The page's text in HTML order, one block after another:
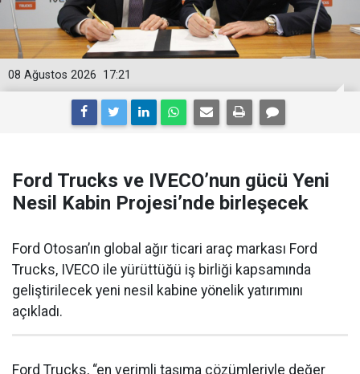
17:21
08 Ağustos 2026
Ford Trucks ve IVECO’nun gücü Yeni
Nesil Kabin Projesi’nde birleşecek
Ford Otosan’ın global ağır ticari araç markası Ford
Trucks, IVECO ile yürüttüğü iş birliği kapsamında
geliştirilecek yeni nesil kabine yönelik yatırımını
açıkladı.
Ford Trucks, “en verimli taşıma çözümleriyle değer